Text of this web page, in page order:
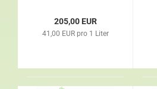
205,00 EUR
41,00 EUR pro 1 Liter